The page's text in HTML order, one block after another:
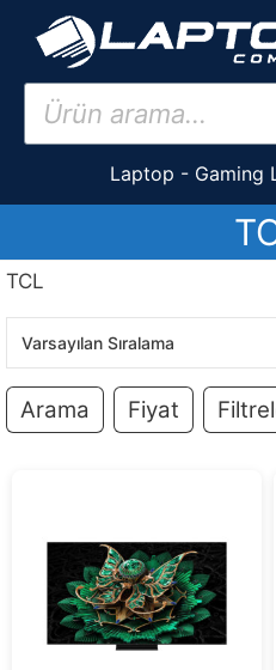
İçeriğe
Products
search
Laptop - Gaming
TCL
Arama Fiyat